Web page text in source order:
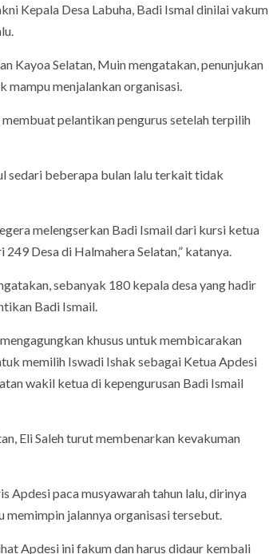
Kepala Desa Labuha, Badi Ismal dinilai vakum
Kayoa Selatan, Muin mengatakan, penunjukan
mampu menjalankan organisasi.
pelantikan pengurus setelah terpilih
sedari beberapa bulan lalu terkait tidak
melengserkan Badi Ismail dari kursi ketua
Desa di Halmahera Selatan,” katanya.
sebanyak 180 kepala desa yang hadir
Badi Ismail.
khusus untuk membicarakan
memilih Iswadi Ishak sebagai Ketua Apdesi
wakil ketua di kepengurusan Badi Ismail
Eli Saleh turut membenarkan kevakuman
Apdesi paca musyawarah tahun lalu, dirinya
jalannya organisasi tersebut.
Apdesi ini fakum dan harus didaur kembali